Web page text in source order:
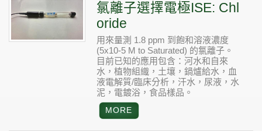
氯離子選擇電極ISE: Chl
oride
用來量測 1.8 ppm 到飽和溶液濃度
(5x10-5 M to Saturated) 的氯離子。
目前已知的應用包含：河水和自來
水，植物組織，土壤，鍋爐給水，血
液電解質/臨床分析，汗水，尿液，水
泥，電鍍浴，食品樣品。